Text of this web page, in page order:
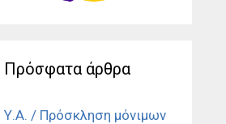
Πρόσφατα άρθρα
Υ.Α. / Πρόσκληση μόνιμων